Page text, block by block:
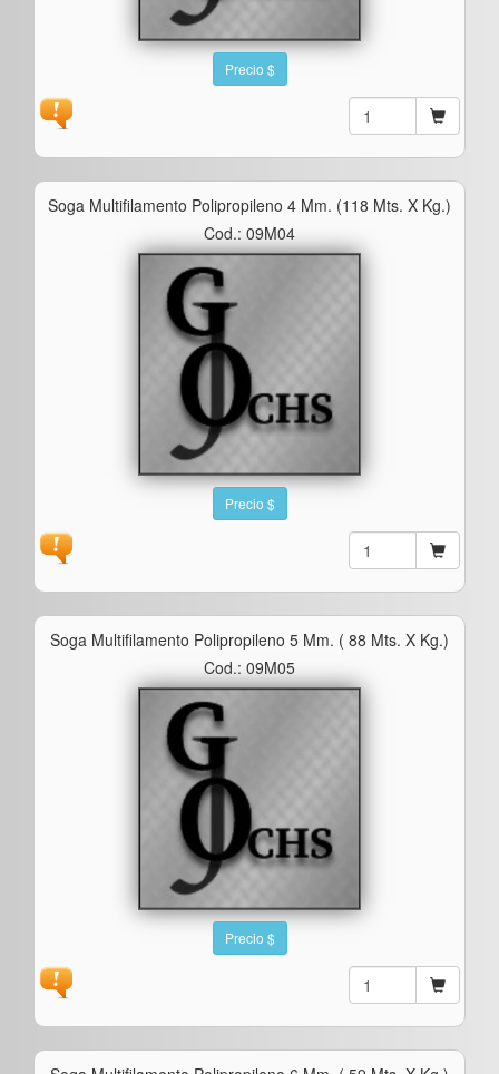
Precio $
Soga Multifilamento Polipropileno 4 Mm. (118 Mts. X Kg.)
Cod.: 09M04
Precio $
Soga Multifilamento Polipropileno 5 Mm. ( 88 Mts. X Kg.)
Cod.: 09M05
Precio $